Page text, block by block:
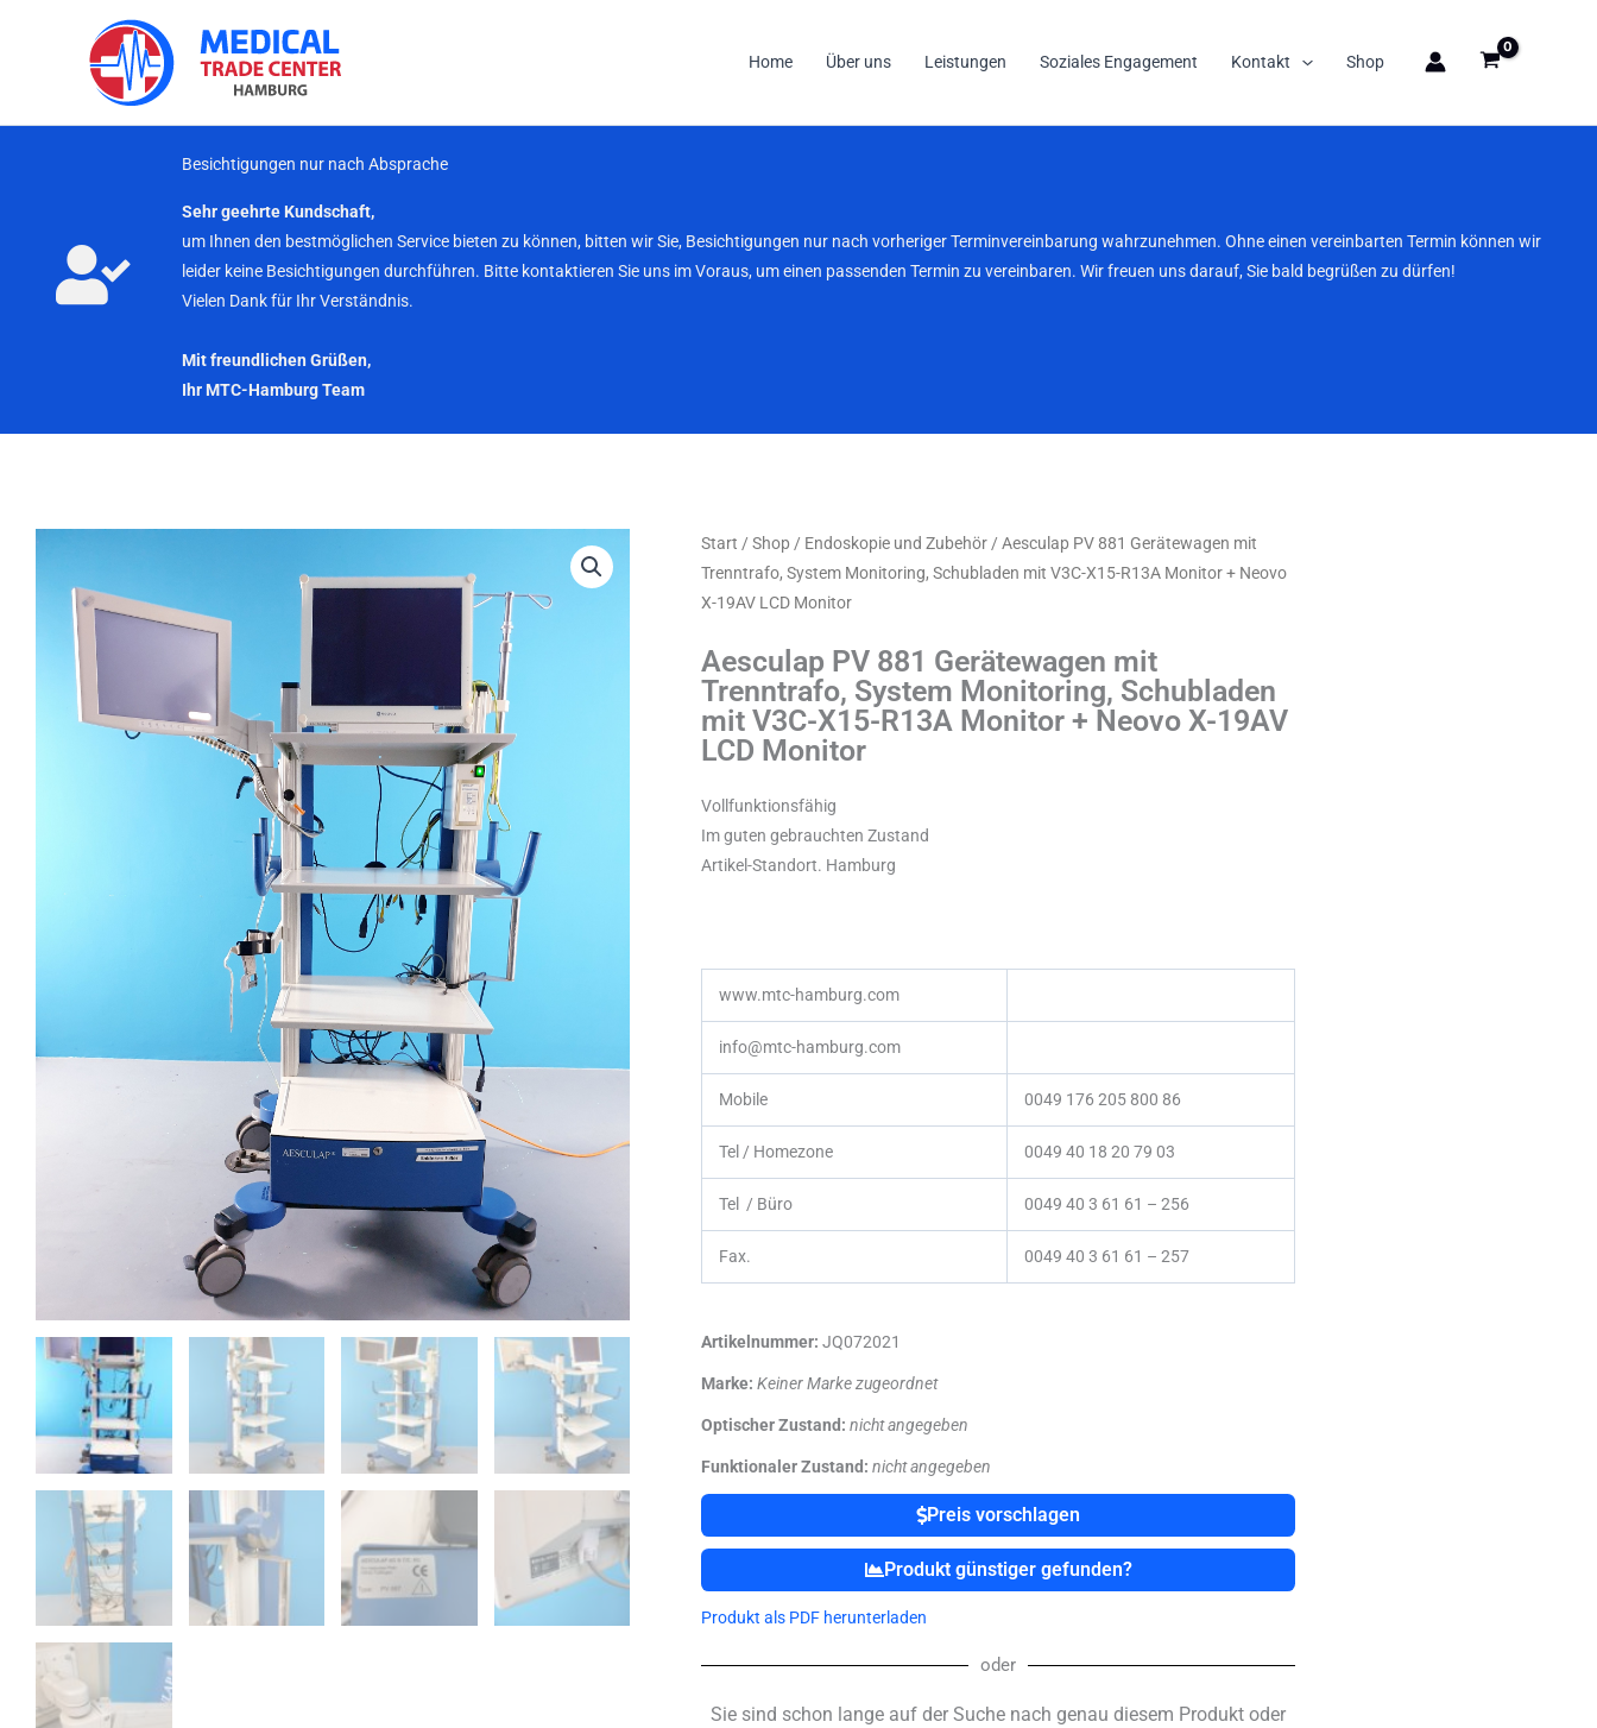
Home Über uns Leistungen Soziales Engagement Kontakt Shop
Besichtigungen nur nach Absprache
Sehr geehrte Kundschaft,
um Ihnen den bestmöglichen Service bieten zu können, bitten wir Sie, Besichtigungen nur nach vorheriger Terminvereinbarung wahrzunehmen. Ohne einen vereinbarten Termin können wir
leider keine Besichtigungen durchführen. Bitte kontaktieren Sie uns im Voraus, um einen passenden Termin zu vereinbaren. Wir freuen uns darauf, Sie bald begrüßen zu dürfen!
Vielen Dank für Ihr Verständnis.
Mit freundlichen Grüßen,
Ihr MTC-Hamburg Team
Start / Shop / Endoskopie und Zubehör / Aesculap PV 881 Gerätewagen mit
Trenntrafo, System Monitoring, Schubladen mit V3C-X15-R13A Monitor + Neovo
X-19AV LCD Monitor
Aesculap PV 881 Gerätewagen mit
Trenntrafo, System Monitoring, Schubladen
mit V3C-X15-R13A Monitor + Neovo X-19AV
LCD Monitor
Vollfunktionsfähig
Im guten gebrauchten Zustand
Artikel-Standort. Hamburg
www.mtc-hamburg.com
info@mtc-hamburg.com
Mobile 0049 176 205 800 86
Tel / Homezone 0049 40 18 20 79 03
Tel / Büro 0049 40 3 61 61 – 256
Fax. 0049 40 3 61 61 – 257
Artikelnummer: JQ072021
Marke: Keiner Marke zugeordnet
Optischer Zustand: nicht angegeben
Funktionaler Zustand: nicht angegeben
Preis vorschlagen
Produkt günstiger gefunden?
Produkt als PDF herunterladen
oder
Sie sind schon lange auf der Suche nach genau diesem Produkt oder